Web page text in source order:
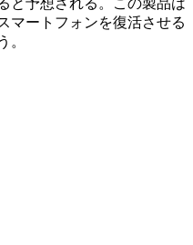
マートフォンを復活させる
。